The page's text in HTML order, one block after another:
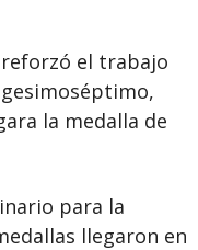
el trabajo
la medalla de
para la
llegaron en